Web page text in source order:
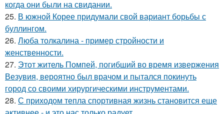
когда они были на свидании.
25. В южной Корее придумали свой вариант борьбы с
буллингом.
26. Люба толкалина - пример стройности и
женственности.
27. Этот житель Помпей, погибший во время извержения
Везувия, вероятно был врачом и пытался покинуть
город со своими хирургическими инструментами.
28. С приходом тепла спортивная жизнь становится еще